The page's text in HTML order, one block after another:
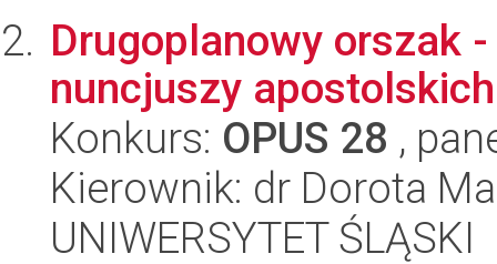
Drugoplanowy orszak
nuncjuszy
Konkurs: OPUS 28 ,
Kierownik: dr Dorota
UNIWERSYTET ŚLĄSKI